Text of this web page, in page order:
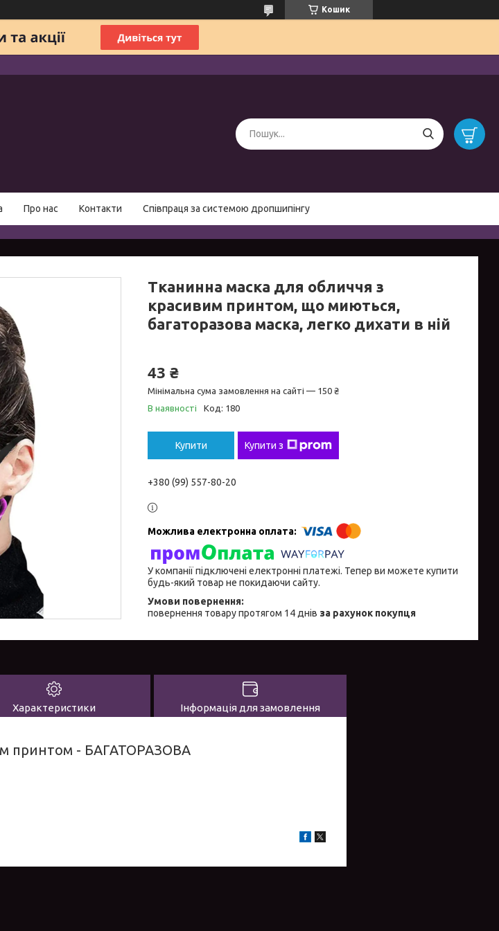
Кошик
Про нас Контакти Співпраця за системою дропшипінгу
Тканинна маска для обличчя з
красивим принтом, що миються,
багаторазова маска, легко дихати в ній
43 ₴
Мінімальна сума замовлення на сайті — 150 ₴
В наявності
Код: 180
Купити Купити з
+380 (99) 557-80-20
У компанії підключені електронні платежі. Тепер ви можете купити
будь-який товар не покидаючи сайту.
повернення товару протягом 14 днів за рахунок покупця
Характеристики Інформація для замовлення
принтом - БАГАТОРАЗОВА